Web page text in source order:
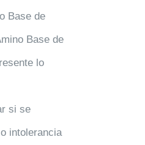
Base de
Base de
lo
si se
intolerancia